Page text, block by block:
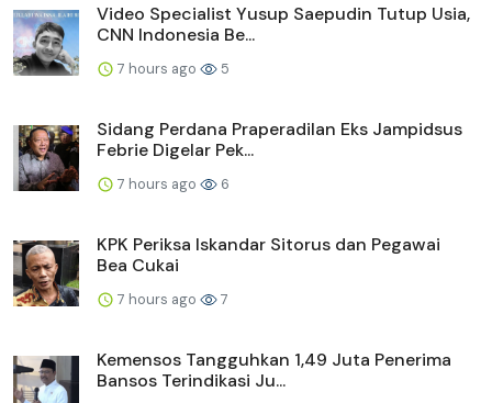
Video Specialist Yusup Saepudin Tutup Usia,
CNN Indonesia Be...
7 hours ago 5
Sidang Perdana Praperadilan Eks Jampidsus
Febrie Digelar Pek...
7 hours ago 6
KPK Periksa Iskandar Sitorus dan Pegawai
Bea Cukai
7 hours ago 7
Kemensos Tangguhkan 1,49 Juta Penerima
Bansos Terindikasi Ju...